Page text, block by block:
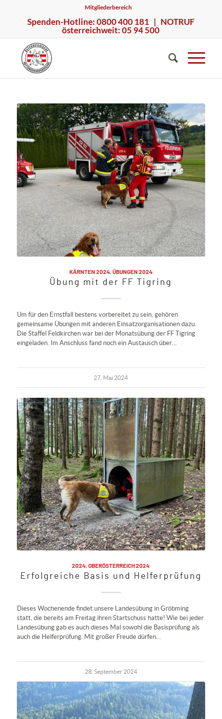
Mitgliederbereich
Spenden-Hotline: 0800 400 181 | NOTRUF
österreichweit: 05 94 500
KÄRNTEN 2024, ÜBUNGEN 2024
Übung mit der FF Tigring
Um für den Ernstfall bestens vorbereitet zu sein, gehören
gemeinsame Übungen mit anderen Einsatzorganisationen dazu.
Die Staffel Feldkirchen war bei der Monatsübung der FF Tigring
eingeladen. Im Anschluss fand noch ein Austausch über…
27. Mai 2024
2024,OBERÖSTERREICH 2024
Erfolgreiche Basis und Helferprüfung
Dieses Wochenende findet unsere Landesübung in Gröbming
statt, die bereits am Freitag ihren Startschuss hatte! Wie bei jeder
Landesübung gab es auch dieses Mal sowohl die Basisprüfung als
auch die Helferprüfung. Mit großer Freude dürfen…
28. September 2024